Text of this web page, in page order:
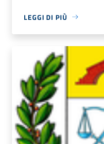
LEGGI DI PIÙ